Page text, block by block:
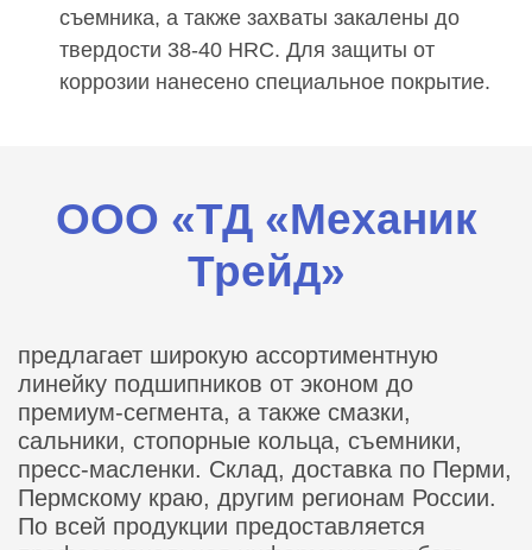
съемника, а также захваты закалены до
твердости 38-40 HRC. Для защиты от
коррозии нанесено специальное покрытие.
ООО «ТД «Механик
Трейд»
предлагает широкую ассортиментную
линейку подшипников от эконом до
премиум-сегмента, а также смазки,
сальники, стопорные кольца, съемники,
пресс-масленки. Склад, доставка по Перми,
Пермскому краю, другим регионам России.
По всей продукции предоставляется